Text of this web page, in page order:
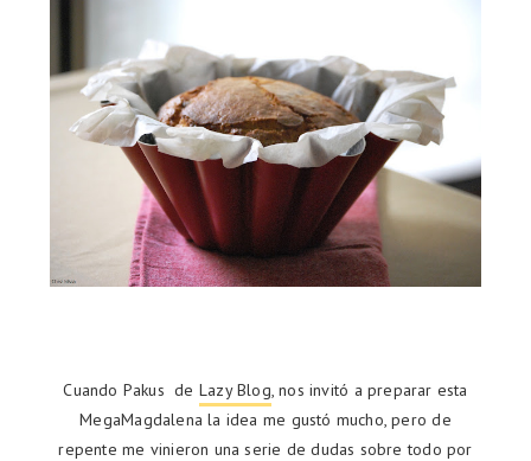
Cuando Pakus de Lazy Blog, nos invitó a preparar esta
MegaMagdalena la idea me gustó mucho, pero de
repente me vinieron una serie de dudas sobre todo por